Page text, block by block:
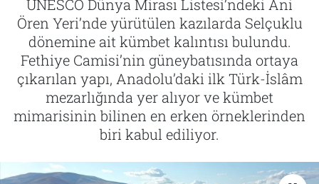
UNESCO Dünya Mirası Listesi’ndeki Ani
Ören Yeri’nde yürütülen kazılarda Selçuklu
dönemine ait kümbet kalıntısı bulundu.
Fethiye Camisi’nin güneybatısında ortaya
çıkarılan yapı, Anadolu’daki ilk Türk-İslâm
mezarlığında yer alıyor ve kümbet
mimarisinin bilinen en erken örneklerinden
biri kabul ediliyor.
Tarih
İletişim
Künye